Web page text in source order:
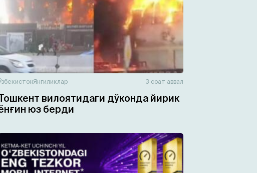
Янгиликлар 3 соат аввал
вилоятидаги дўконда йирик
юз берди